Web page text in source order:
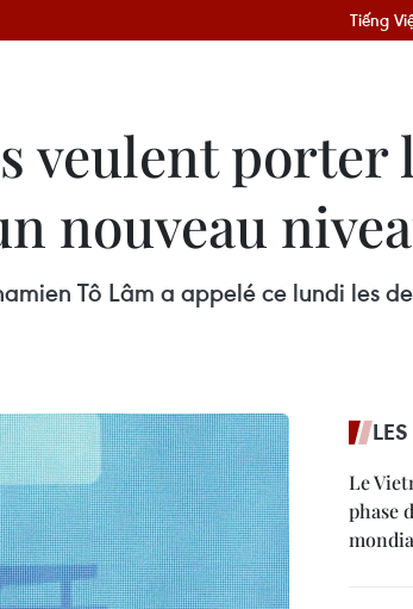
Tiếng
veulent porter
nouveau
Tô Lâm a appelé ce lundi les
Le
phase